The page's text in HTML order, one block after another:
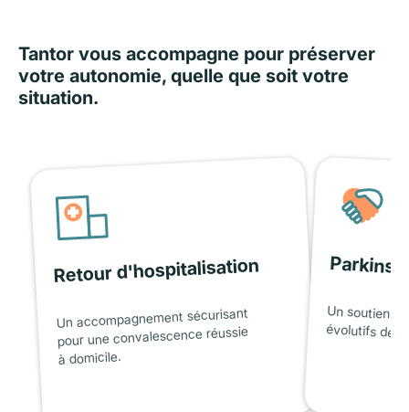
Tantor vous accompagne pour préserver
votre autonomie, quelle que soit votre
situation.
Retour d'hospitalisation
Un accompagnement sécurisant
pour une convalescence réussie
à domicile.
Un soutien
évolutifs de